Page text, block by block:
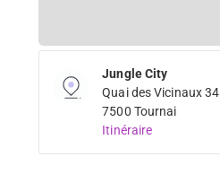
Jungle City
Quai des Vicinaux 34
7500 Tournai
Itinéraire